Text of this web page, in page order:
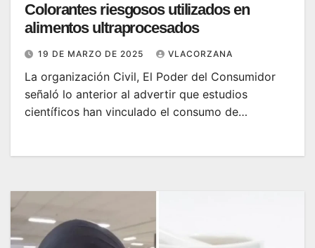
Colorantes riesgosos utilizados en
alimentos ultraprocesados
19 DE MARZO DE 2025 VLACORZANA
La organización Civil, El Poder del Consumidor
señaló lo anterior al advertir que estudios
científicos han vinculado el consumo de…